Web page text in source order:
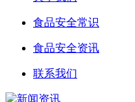
食品安全常识
食品安全资讯
联系我们